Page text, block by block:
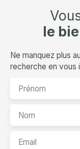
le
Ne manquez plus
recherche en vous
Prénom
Nom
Email